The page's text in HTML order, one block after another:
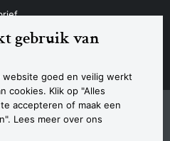
gebruik van
goed en veilig werkt
cookies. Klik op "Alles
accepteren of maak een
Lees meer over ons
Algemene voorwaardenDisclaimer